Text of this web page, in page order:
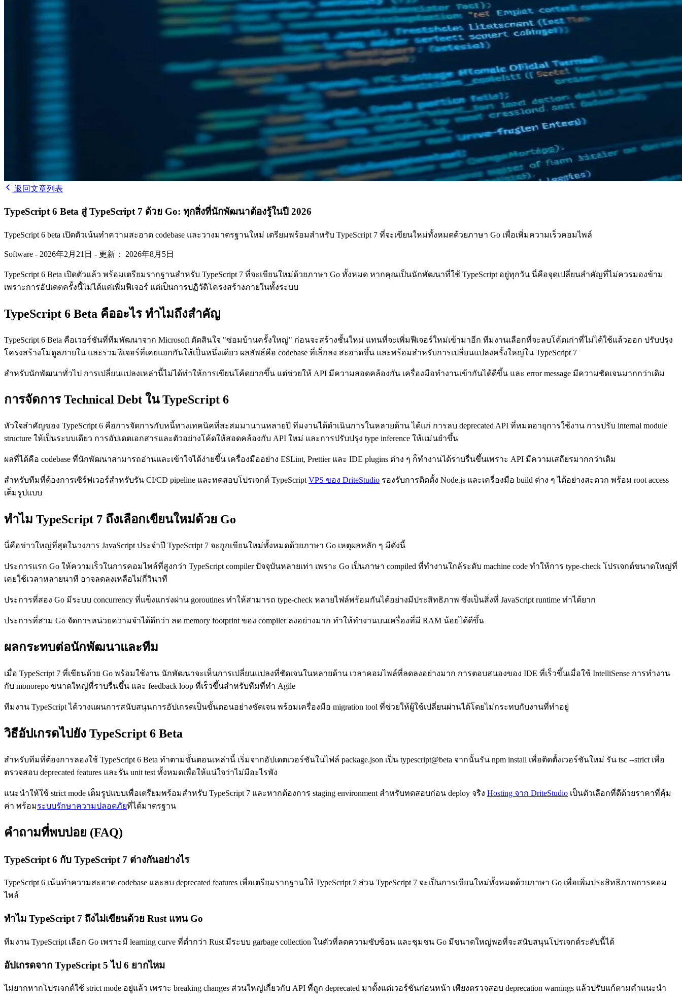
返回文章列表
TypeScript 6 Beta สู่ TypeScript 7 ด้วย Go: ทุกสิ่งที่นักพัฒนาต้องรู้ในปี 2026
TypeScript 6 beta เปิดตัวเน้นทำความสะอาด codebase และวางมาตรฐานใหม่ เตรียมพร้อมสำหรับ TypeScript 7 ที่จะเขียนใหม่ทั้งหมดด้วยภาษา Go เพื่อเพิ่มความเร็วคอมไพล์
Software - 2026年2月21日 - 更新： 2026年8月5日
TypeScript 6 Beta เปิดตัวแล้ว พร้อมเตรียมรากฐานสำหรับ TypeScript 7 ที่จะเขียนใหม่ด้วยภาษา Go ทั้งหมด หากคุณเป็นนักพัฒนาที่ใช้ TypeScript อยู่ทุกวัน นี่คือจุดเปลี่ยนสำคัญที่ไม่ควรมองข้าม
เพราะการอัปเดตครั้งนี้ไม่ได้แค่เพิ่มฟีเจอร์ แต่เป็นการปฏิวัติโครงสร้างภายในทั้งระบบ
TypeScript 6 Beta คืออะไร ทำไมถึงสำคัญ
TypeScript 6 Beta คือเวอร์ชันที่ทีมพัฒนาจาก Microsoft ตัดสินใจ "ซ่อมบ้านครั้งใหญ่" ก่อนจะสร้างชั้นใหม่ แทนที่จะเพิ่มฟีเจอร์ใหม่เข้ามาอีก ทีมงานเลือกที่จะลบโค้ดเก่าที่ไม่ได้ใช้แล้วออก ปรับปรุง
โครงสร้างโมดูลภายใน และรวมฟีเจอร์ที่เคยแยกกันให้เป็นหนึ่งเดียว ผลลัพธ์คือ codebase ที่เล็กลง สะอาดขึ้น และพร้อมสำหรับการเปลี่ยนแปลงครั้งใหญ่ใน TypeScript 7
สำหรับนักพัฒนาทั่วไป การเปลี่ยนแปลงเหล่านี้ไม่ได้ทำให้การเขียนโค้ดยากขึ้น แต่ช่วยให้ API มีความสอดคล้องกัน เครื่องมือทำงานเข้ากันได้ดีขึ้น และ error message มีความชัดเจนมากกว่าเดิม
การจัดการ Technical Debt ใน TypeScript 6
หัวใจสำคัญของ TypeScript 6 คือการจัดการกับหนี้ทางเทคนิคที่สะสมมานานหลายปี ทีมงานได้ดำเนินการในหลายด้าน ได้แก่ การลบ deprecated API ที่หมดอายุการใช้งาน การปรับ internal module
structure ให้เป็นระบบเดียว การอัปเดตเอกสารและตัวอย่างโค้ดให้สอดคล้องกับ API ใหม่ และการปรับปรุง type inference ให้แม่นยำขึ้น
ผลที่ได้คือ codebase ที่นักพัฒนาสามารถอ่านและเข้าใจได้ง่ายขึ้น เครื่องมืออย่าง ESLint, Prettier และ IDE plugins ต่าง ๆ ก็ทำงานได้ราบรื่นขึ้นเพราะ API มีความเสถียรมากกว่าเดิม
สำหรับทีมที่ต้องการเซิร์ฟเวอร์สำหรับรัน CI/CD pipeline และทดสอบโปรเจกต์ TypeScript VPS ของ DriteStudio รองรับการติดตั้ง Node.js และเครื่องมือ build ต่าง ๆ ได้อย่างสะดวก พร้อม root access
เต็มรูปแบบ
ทำไม TypeScript 7 ถึงเลือกเขียนใหม่ด้วย Go
นี่คือข่าวใหญ่ที่สุดในวงการ JavaScript ประจำปี TypeScript 7 จะถูกเขียนใหม่ทั้งหมดด้วยภาษา Go เหตุผลหลัก ๆ มีดังนี้
ประการแรก Go ให้ความเร็วในการคอมไพล์ที่สูงกว่า TypeScript compiler ปัจจุบันหลายเท่า เพราะ Go เป็นภาษา compiled ที่ทำงานใกล้ระดับ machine code ทำให้การ type-check โปรเจกต์ขนาดใหญ่ที่
เคยใช้เวลาหลายนาที อาจลดลงเหลือไม่กี่วินาที
ประการที่สอง Go มีระบบ concurrency ที่แข็งแกร่งผ่าน goroutines ทำให้สามารถ type-check หลายไฟล์พร้อมกันได้อย่างมีประสิทธิภาพ ซึ่งเป็นสิ่งที่ JavaScript runtime ทำได้ยาก
ประการที่สาม Go จัดการหน่วยความจำได้ดีกว่า ลด memory footprint ของ compiler ลงอย่างมาก ทำให้ทำงานบนเครื่องที่มี RAM น้อยได้ดีขึ้น
ผลกระทบต่อนักพัฒนาและทีม
เมื่อ TypeScript 7 ที่เขียนด้วย Go พร้อมใช้งาน นักพัฒนาจะเห็นการเปลี่ยนแปลงที่ชัดเจนในหลายด้าน เวลาคอมไพล์ที่ลดลงอย่างมาก การตอบสนองของ IDE ที่เร็วขึ้นเมื่อใช้ IntelliSense การทำงาน
กับ monorepo ขนาดใหญ่ที่ราบรื่นขึ้น และ feedback loop ที่เร็วขึ้นสำหรับทีมที่ทำ Agile
ทีมงาน TypeScript ได้วางแผนการสนับสนุนการอัปเกรดเป็นขั้นตอนอย่างชัดเจน พร้อมเครื่องมือ migration tool ที่ช่วยให้ผู้ใช้เปลี่ยนผ่านได้โดยไม่กระทบกับงานที่ทำอยู่
วิธีอัปเกรดไปยัง TypeScript 6 Beta
สำหรับทีมที่ต้องการลองใช้ TypeScript 6 Beta ทำตามขั้นตอนเหล่านี้ เริ่มจากอัปเดตเวอร์ชันในไฟล์ package.json เป็น typescript@beta จากนั้นรัน npm install เพื่อติดตั้งเวอร์ชันใหม่ รัน tsc --strict เพื่อ
ตรวจสอบ deprecated features และรัน unit test ทั้งหมดเพื่อให้แน่ใจว่าไม่มีอะไรพัง
แนะนำให้ใช้ strict mode เต็มรูปแบบเพื่อเตรียมพร้อมสำหรับ TypeScript 7 และหากต้องการ staging environment สำหรับทดสอบก่อน deploy จริง Hosting จาก DriteStudio เป็นตัวเลือกที่ดีด้วยราคาที่คุ้ม
ค่า พร้อมระบบรักษาความปลอดภัยที่ได้มาตรฐาน
คำถามที่พบบ่อย (FAQ)
TypeScript 6 กับ TypeScript 7 ต่างกันอย่างไร
TypeScript 6 เน้นทำความสะอาด codebase และลบ deprecated features เพื่อเตรียมรากฐานให้ TypeScript 7 ส่วน TypeScript 7 จะเป็นการเขียนใหม่ทั้งหมดด้วยภาษา Go เพื่อเพิ่มประสิทธิภาพการคอม
ไพล์
ทำไม TypeScript 7 ถึงไม่เขียนด้วย Rust แทน Go
ทีมงาน TypeScript เลือก Go เพราะมี learning curve ที่ต่ำกว่า Rust มีระบบ garbage collection ในตัวที่ลดความซับซ้อน และชุมชน Go มีขนาดใหญ่พอที่จะสนับสนุนโปรเจกต์ระดับนี้ได้
อัปเกรดจาก TypeScript 5 ไป 6 ยากไหม
ไม่ยากหากโปรเจกต์ใช้ strict mode อยู่แล้ว เพราะ breaking changes ส่วนใหญ่เกี่ยวกับ API ที่ถูก deprecated มาตั้งแต่เวอร์ชันก่อนหน้า เพียงตรวจสอบ deprecation warnings แล้วปรับแก้ตามคำแนะนำ